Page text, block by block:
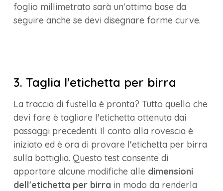
foglio millimetrato sarà un'ottima base da
seguire anche se devi disegnare forme curve.
3. Taglia l'etichetta per birra
La traccia di fustella è pronta? Tutto quello che
devi fare è tagliare l'etichetta ottenuta dai
passaggi precedenti. Il conto alla rovescia è
iniziato ed è ora di provare l'etichetta per birra
sulla bottiglia. Questo test consente di
apportare alcune modifiche alle dimensioni
dell'etichetta per birra in modo da renderla